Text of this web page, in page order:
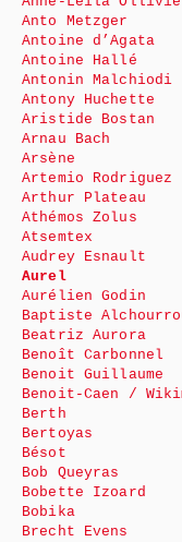
Anto Metzger
Antoine d’Agata
Antoine Hallé
Antonin Malchiodi
Antony Huchette
Aristide Bostan
Arnau Bach
Arsène
Artemio Rodriguez
Arthur Plateau
Athémos Zolus
Atsemtex
Audrey Esnault
Aurel
Aurélien Godin
Baptiste
Beatriz Aurora
Benoît Carbonnel
Benoit Guillaume
Benoit-Caen /
Berth
Bertoyas
Bésot
Bob Queyras
Bobette Izoard
Bobika
Brecht Evens